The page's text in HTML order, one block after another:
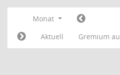
Monat
Aktuell
Gremium